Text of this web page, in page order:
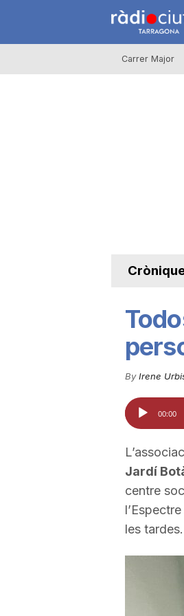
Carrer Major
By Irene
d'àudio
00:00
Jardí
centre
les tardes.